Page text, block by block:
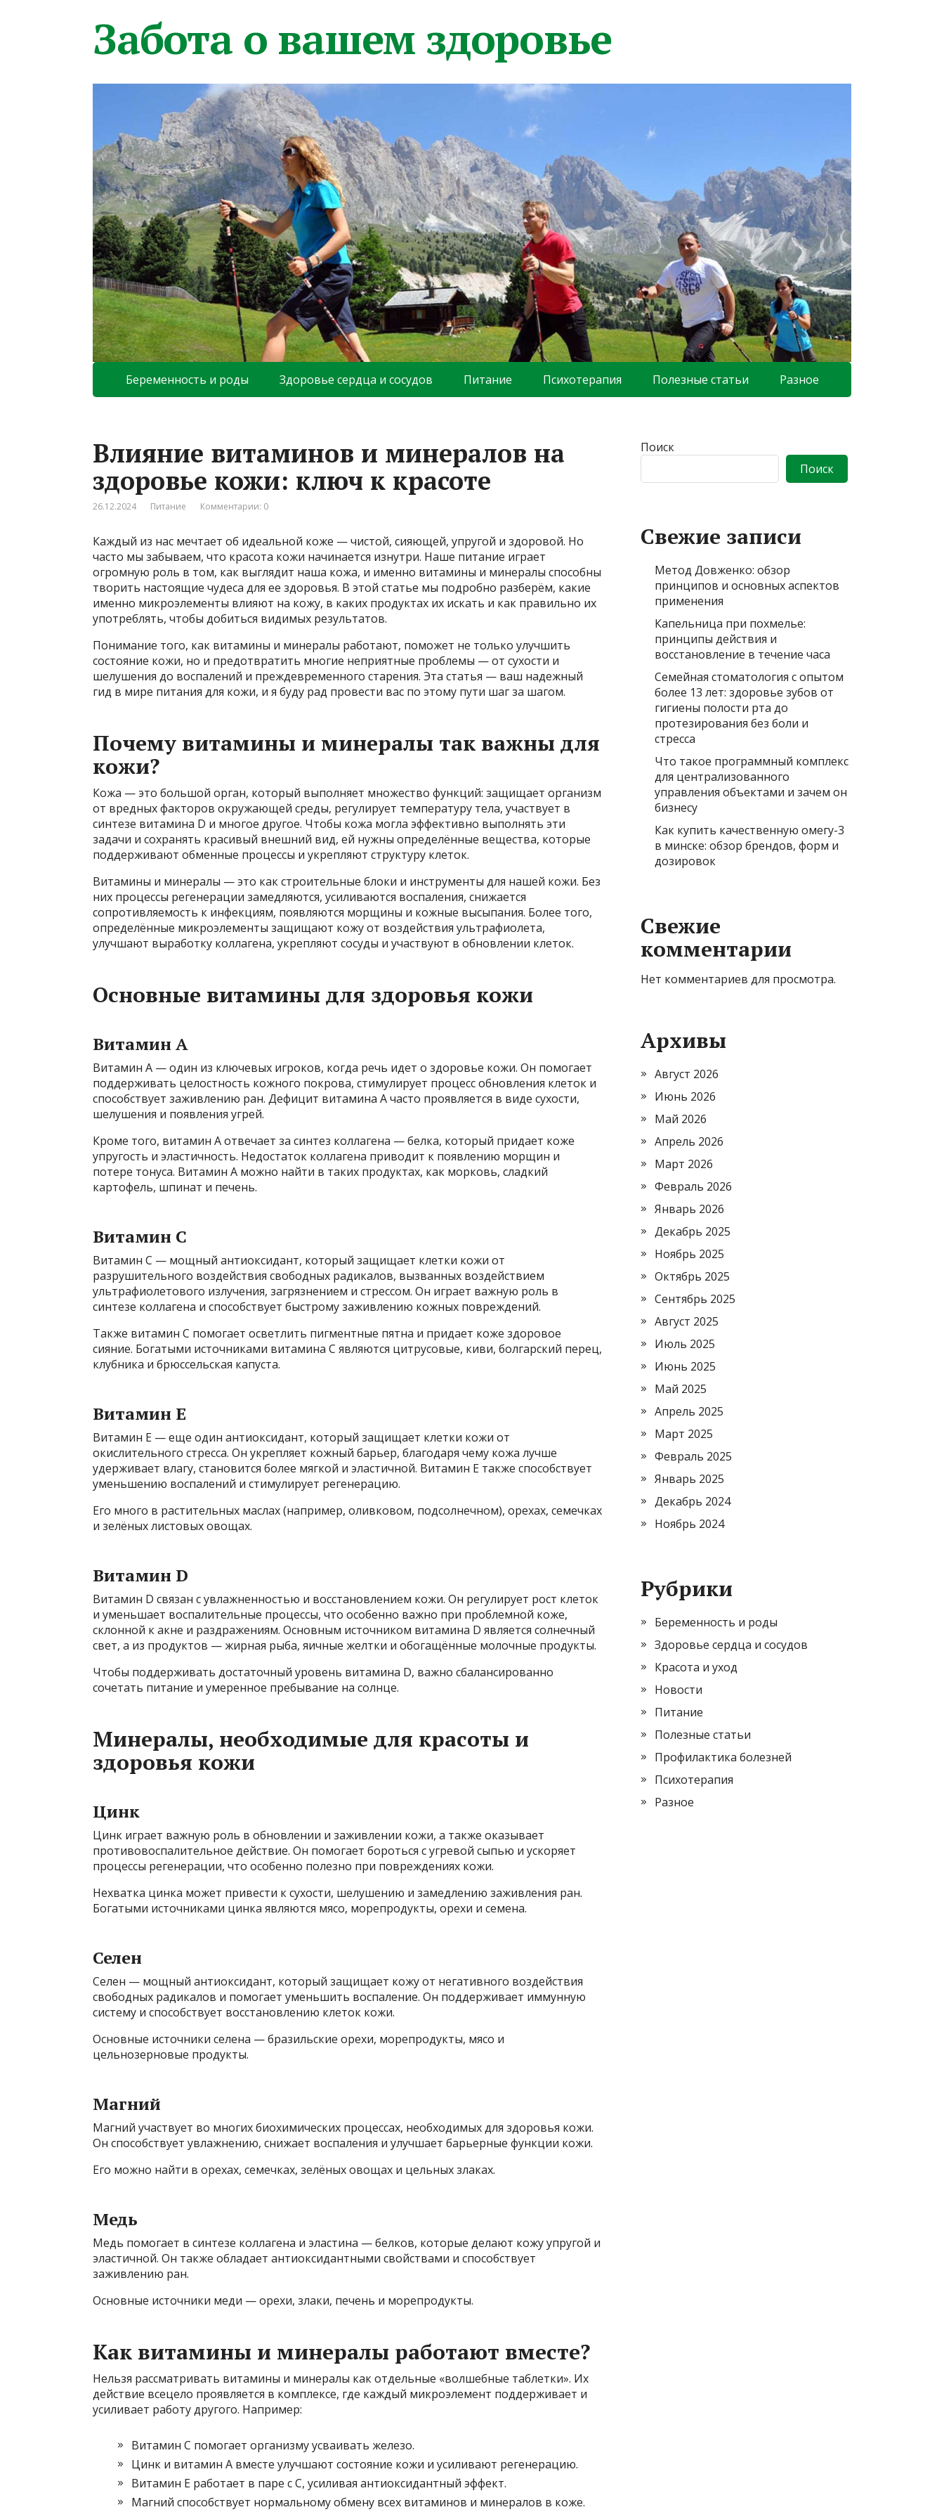
Забота о вашем здоровье
Беременность и роды Здоровье сердца и сосудов Питание Психотерапия Полезные статьи Разное
Влияние витаминов и минералов на
здоровье кожи: ключ к красоте
26.12.2024 Питание Комментарии: 0
Каждый из нас мечтает об идеальной коже — чистой, сияющей, упругой и здоровой. Но
часто мы забываем, что красота кожи начинается изнутри. Наше питание играет
огромную роль в том, как выглядит наша кожа, и именно витамины и минералы способны
творить настоящие чудеса для ее здоровья. В этой статье мы подробно разберём, какие
именно микроэлементы влияют на кожу, в каких продуктах их искать и как правильно их
употреблять, чтобы добиться видимых результатов.
Понимание того, как витамины и минералы работают, поможет не только улучшить
состояние кожи, но и предотвратить многие неприятные проблемы — от сухости и
шелушения до воспалений и преждевременного старения. Эта статья — ваш надежный
гид в мире питания для кожи, и я буду рад провести вас по этому пути шаг за шагом.
Почему витамины и минералы так важны для
кожи?
Кожа — это большой орган, который выполняет множество функций: защищает организм
от вредных факторов окружающей среды, регулирует температуру тела, участвует в
синтезе витамина D и многое другое. Чтобы кожа могла эффективно выполнять эти
задачи и сохранять красивый внешний вид, ей нужны определённые вещества, которые
поддерживают обменные процессы и укрепляют структуру клеток.
Витамины и минералы — это как строительные блоки и инструменты для нашей кожи. Без
них процессы регенерации замедляются, усиливаются воспаления, снижается
сопротивляемость к инфекциям, появляются морщины и кожные высыпания. Более того,
определённые микроэлементы защищают кожу от воздействия ультрафиолета,
улучшают выработку коллагена, укрепляют сосуды и участвуют в обновлении клеток.
Основные витамины для здоровья кожи
Витамин А
Витамин А — один из ключевых игроков, когда речь идет о здоровье кожи. Он помогает
поддерживать целостность кожного покрова, стимулирует процесс обновления клеток и
способствует заживлению ран. Дефицит витамина А часто проявляется в виде сухости,
шелушения и появления угрей.
Кроме того, витамин А отвечает за синтез коллагена — белка, который придает коже
упругость и эластичность. Недостаток коллагена приводит к появлению морщин и
потере тонуса. Витамин А можно найти в таких продуктах, как морковь, сладкий
картофель, шпинат и печень.
Витамин C
Витамин С — мощный антиоксидант, который защищает клетки кожи от
разрушительного воздействия свободных радикалов, вызванных воздействием
ультрафиолетового излучения, загрязнением и стрессом. Он играет важную роль в
синтезе коллагена и способствует быстрому заживлению кожных повреждений.
Также витамин С помогает осветлить пигментные пятна и придает коже здоровое
сияние. Богатыми источниками витамина С являются цитрусовые, киви, болгарский перец,
клубника и брюссельская капуста.
Витамин Е
Витамин Е — еще один антиоксидант, который защищает клетки кожи от
окислительного стресса. Он укрепляет кожный барьер, благодаря чему кожа лучше
удерживает влагу, становится более мягкой и эластичной. Витамин Е также способствует
уменьшению воспалений и стимулирует регенерацию.
Его много в растительных маслах (например, оливковом, подсолнечном), орехах, семечках
и зелёных листовых овощах.
Витамин D
Витамин D связан с увлажненностью и восстановлением кожи. Он регулирует рост клеток
и уменьшает воспалительные процессы, что особенно важно при проблемной коже,
склонной к акне и раздражениям. Основным источником витамина D является солнечный
свет, а из продуктов — жирная рыба, яичные желтки и обогащённые молочные продукты.
Чтобы поддерживать достаточный уровень витамина D, важно сбалансированно
сочетать питание и умеренное пребывание на солнце.
Минералы, необходимые для красоты и
здоровья кожи
Цинк
Цинк играет важную роль в обновлении и заживлении кожи, а также оказывает
противовоспалительное действие. Он помогает бороться с угревой сыпью и ускоряет
процессы регенерации, что особенно полезно при повреждениях кожи.
Нехватка цинка может привести к сухости, шелушению и замедлению заживления ран.
Богатыми источниками цинка являются мясо, морепродукты, орехи и семена.
Селен
Селен — мощный антиоксидант, который защищает кожу от негативного воздействия
свободных радикалов и помогает уменьшить воспаление. Он поддерживает иммунную
систему и способствует восстановлению клеток кожи.
Основные источники селена — бразильские орехи, морепродукты, мясо и
цельнозерновые продукты.
Магний
Магний участвует во многих биохимических процессах, необходимых для здоровья кожи.
Он способствует увлажнению, снижает воспаления и улучшает барьерные функции кожи.
Его можно найти в орехах, семечках, зелёных овощах и цельных злаках.
Медь
Медь помогает в синтезе коллагена и эластина — белков, которые делают кожу упругой и
эластичной. Он также обладает антиоксидантными свойствами и способствует
заживлению ран.
Основные источники меди — орехи, злаки, печень и морепродукты.
Как витамины и минералы работают вместе?
Нельзя рассматривать витамины и минералы как отдельные «волшебные таблетки». Их
действие всецело проявляется в комплексе, где каждый микроэлемент поддерживает и
усиливает работу другого. Например:
Витамин C помогает организму усваивать железо.
Цинк и витамин A вместе улучшают состояние кожи и усиливают регенерацию.
Витамин E работает в паре с C, усиливая антиоксидантный эффект.
Магний способствует нормальному обмену всех витаминов и минералов в коже.
Поиск
Поиск
Свежие записи
Метод Довженко: обзор
принципов и основных аспектов
применения
Капельница при похмелье:
принципы действия и
восстановление в течение часа
Семейная стоматология с опытом
более 13 лет: здоровье зубов от
гигиены полости рта до
протезирования без боли и
стресса
Что такое программный комплекс
для централизованного
управления объектами и зачем он
бизнесу
Как купить качественную омегу-3
в минске: обзор брендов, форм и
дозировок
Свежие
комментарии
Нет комментариев для просмотра.
Архивы
Август 2026
Июнь 2026
Май 2026
Апрель 2026
Март 2026
Февраль 2026
Январь 2026
Декабрь 2025
Ноябрь 2025
Октябрь 2025
Сентябрь 2025
Август 2025
Июль 2025
Июнь 2025
Май 2025
Апрель 2025
Март 2025
Февраль 2025
Январь 2025
Декабрь 2024
Ноябрь 2024
Рубрики
Беременность и роды
Здоровье сердца и сосудов
Красота и уход
Новости
Питание
Полезные статьи
Профилактика болезней
Психотерапия
Разное